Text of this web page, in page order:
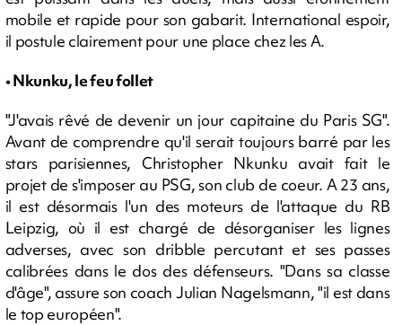
mobile et rapide pour son gabarit. International espoir,
il postule clairement pour une place chez les A.
• Nkunku, le feu follet
"J'avais rêvé de devenir un jour capitaine du Paris SG".
Avant de comprendre qu'il serait toujours barré par les
stars parisiennes, Christopher Nkunku avait fait le
projet de s'imposer au PSG, son club de coeur. A 23 ans,
il est désormais l'un des moteurs de l'attaque du RB
Leipzig, où il est chargé de désorganiser les lignes
adverses, avec son dribble percutant et ses passes
calibrées dans le dos des défenseurs. "Dans sa classe
d'âge", assure son coach Julian Nagelsmann, "il est dans
le top européen".